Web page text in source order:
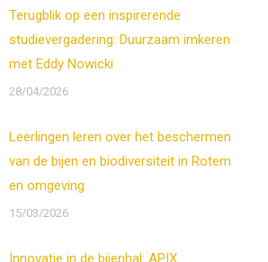
Terugblik op een inspirerende
studievergadering: Duurzaam imkeren
met Eddy Nowicki
28/04/2026
Leerlingen leren over het beschermen
van de bijen en biodiversiteit in Rotem
en omgeving
15/03/2026
Innovatie in de bijenhal: APIX